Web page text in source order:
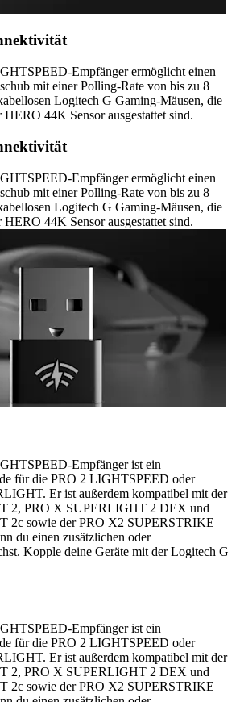
Empfänger ermöglicht einen
mit einer Polling-Rate von bis zu 8
Logitech G Gaming-Mäusen, die
44K Sensor ausgestattet sind.
Empfänger ermöglicht einen
mit einer Polling-Rate von bis zu 8
Logitech G Gaming-Mäusen, die
44K Sensor ausgestattet sind.
Empfänger ist ein
für die PRO 2 LIGHTSPEED oder
Er ist außerdem kompatibel mit der
2, PRO X SUPERLIGHT 2 DEX und
2c sowie der PRO X2 SUPERSTRIKE
du einen zusätzlichen oder
Kopple deine Geräte mit der Logitech G
Empfänger ist ein
für die PRO 2 LIGHTSPEED oder
Er ist außerdem kompatibel mit der
2, PRO X SUPERLIGHT 2 DEX und
2c sowie der PRO X2 SUPERSTRIKE